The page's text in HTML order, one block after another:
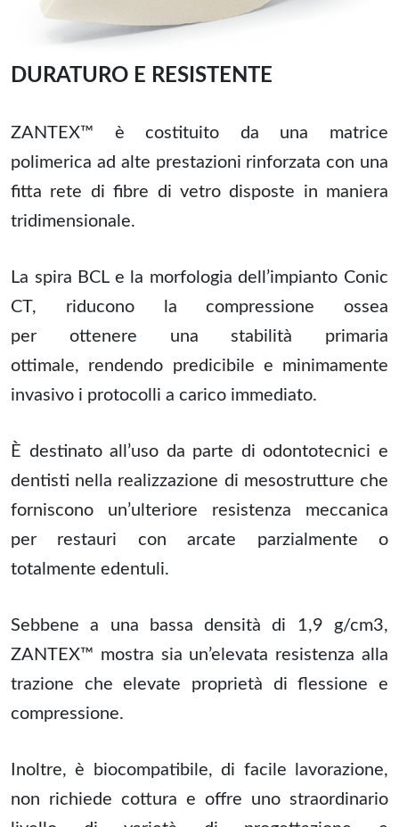
DURATURO E RESISTENTE
ZANTEX™ è costituito da una matrice
polimerica ad alte prestazioni rinforzata con una
fitta rete di fibre di vetro disposte in maniera
tridimensionale.
La spira BCL e la morfologia dell’impianto Conic
CT, riducono la compressione ossea
per ottenere una stabilità primaria
ottimale, rendendo predicibile e minimamente
invasivo i protocolli a carico immediato.
È destinato all’uso da parte di odontotecnici e
dentisti nella realizzazione di mesostrutture che
forniscono un’ulteriore resistenza meccanica
per restauri con arcate parzialmente o
totalmente edentuli.
Sebbene a una bassa densità di 1,9 g/cm3,
ZANTEX™ mostra sia un’elevata resistenza alla
trazione che elevate proprietà di flessione e
compressione.
Inoltre, è biocompatibile, di facile lavorazione,
non richiede cottura e offre uno straordinario